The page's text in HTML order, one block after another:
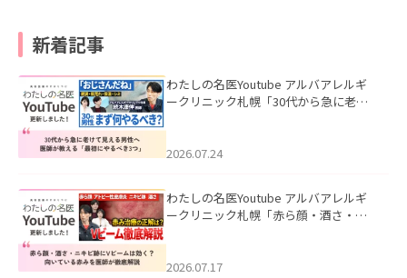
新着記事
わたしの名医Youtube アルバアレルギ
ークリニック札幌「30代から急に老け
た。
2026.07.24
わたしの名医Youtube アルバアレルギ
ークリニック札幌「赤ら顔・酒さ・ニ
した。
2026.07.17